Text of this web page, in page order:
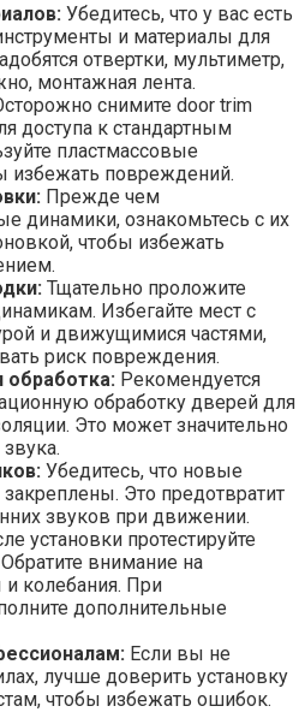
Убедитесь, что у вас есть
и материалы для
отвертки, мультиметр,
монтажная лента.
снимите door trim
доступа к стандартным
пластмассовые
избежать повреждений.
Прежде чем
динамики, ознакомьтесь с их
чтобы избежать
Тщательно проложите
Избегайте мест с
и движущимися частями,
риск повреждения.
обработка: Рекомендуется
обработку дверей для
Это может значительно
Убедитесь, что новые
Это предотвратит
звуков при движении.
установки протестируйте
внимание на
колебания. При
дополнительные
Если вы не
лучше доверить установку
чтобы избежать ошибок.